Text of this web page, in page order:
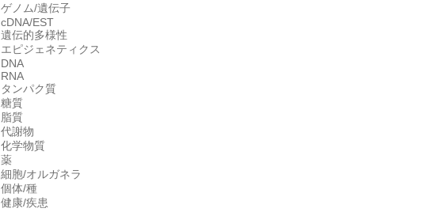
ゲノム/遺伝子
cDNA/EST
遺伝的多様性
エピジェネティクス
DNA
RNA
タンパク質
糖質
脂質
代謝物
化学物質
薬
細胞/オルガネラ
個体/種
健康/疾患